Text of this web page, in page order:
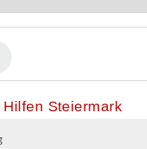
Steiermark